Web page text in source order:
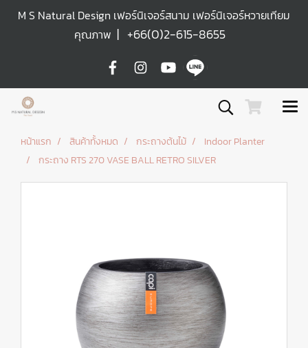
M S Natural Design เฟอร์นิเจอร์สนาม เฟอร์นิเจอร์หวายเทียม
คุณภาพ | +66(0)2-615-8655
หน้าแรก สินค้าทั้งหมด กระถางต้นไม้
Indoor Planter
กระถาง RTS 270 VASE BALL RETRO SILVER